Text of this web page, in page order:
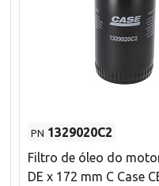
PN 1329020C2
Filtro de óleo do
DE x 172 mm C Case